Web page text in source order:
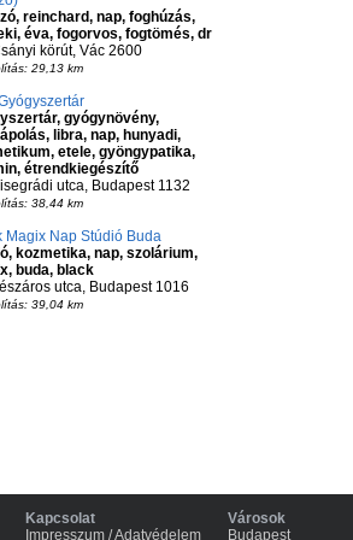
reinchard, nap, foghúzás,
éva, fogorvos, fogtömés, dr
körút, Vác 2600
29,13 km
gyógynövény,
libra, nap, hunyadi,
etele, gyöngypatika,
étrendkiegészítő
utca, Budapest 1132
38,44 km
Magix Nap Stúdió Buda
kozmetika, nap, szolárium,
buda, black
utca, Budapest 1016
39,04 km
Kapcsolat
Impresszum / Adatvédelem
Városok
Budapest